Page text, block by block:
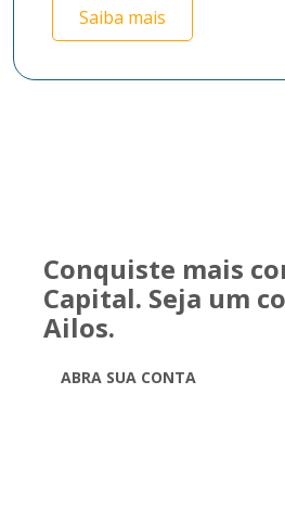
Saiba mais
Conquiste mais
Capital. Seja um
Ailos.
ABRA SUA CONTA